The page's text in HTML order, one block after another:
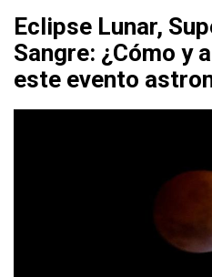
Eclipse Lunar,
Sangre: ¿Cómo y
este evento